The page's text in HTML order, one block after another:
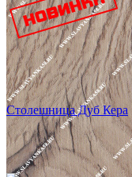
Столешница Дуб Кера